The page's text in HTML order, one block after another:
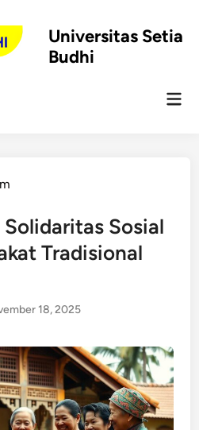
Universitas Setia
Budhi
Sosial
Tradisional
18, 2025